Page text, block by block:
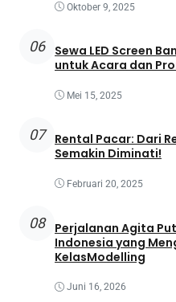
Oktober 9, 2025
06
Sewa LED Screen
untuk Acara dan
Mei 15, 2025
07
Rental Pacar: Dari
Semakin Diminati!
Februari 20, 2025
08
Perjalanan Agita
Indonesia yang
KelasModelling
Juni 16, 2026